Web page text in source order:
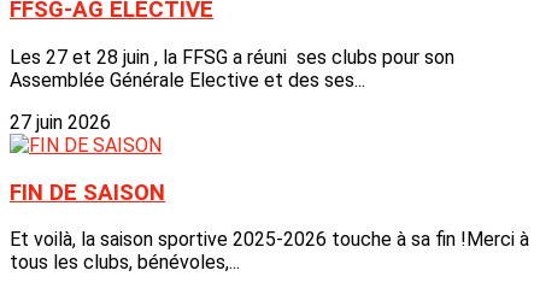
FFSG-AG ELECTIVE
Les 27 et 28 juin , la FFSG a réuni ses clubs pour son
Assemblée Générale Elective et des ses...
27 juin 2026
FIN DE SAISON
Et voilà, la saison sportive 2025-2026 touche à sa fin !Merci à
tous les clubs, bénévoles,...